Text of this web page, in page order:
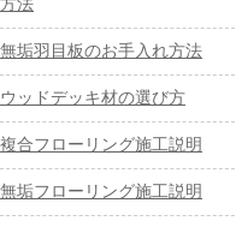
無垢羽目板のお手入れ方法
ウッドデッキ材の選び方
複合フローリング施工説明
無垢フローリング施工説明